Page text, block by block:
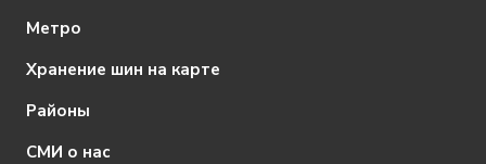
Метро
Хранение шин на карте
Районы
СМИ о нас